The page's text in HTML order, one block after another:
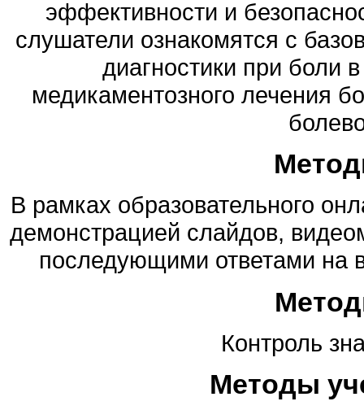
эффективности и
слушатели ознакомятся с
диагностики при боли
медикаментозного лечения
В рамках образовательного
демонстрацией слайдов,
последующими ответами на
Контроль
Методы